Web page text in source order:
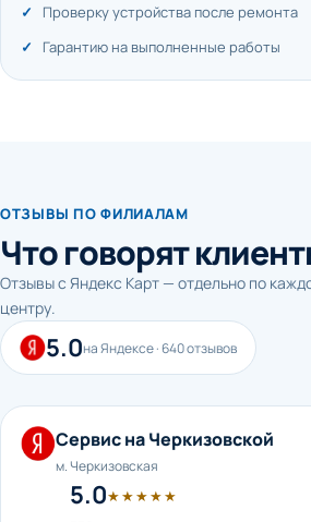
Проверку устройства после ремонта
Гарантию на выполненные работы
ОТЗЫВЫ ПО ФИЛИАЛАМ
Что говорят
Отзывы с Яндекс Карт — отдельно по
центру.
5.0на Яндексе · 640 отзывов
Сервис на Черкизовской
м. Черкизовская
5.0★★★★★